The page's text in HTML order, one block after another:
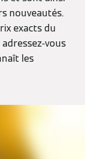
nouveautés.
exacts du
vous
les